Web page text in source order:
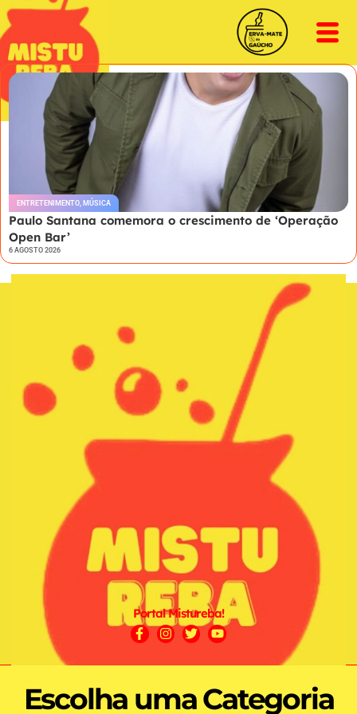
ENTRETENIMENTO, MÚSICA
Paulo Santana comemora o crescimento de ‘Operação
Open Bar’
6 AGOSTO 2026
Portal Mistureba!
Escolha uma Categoria